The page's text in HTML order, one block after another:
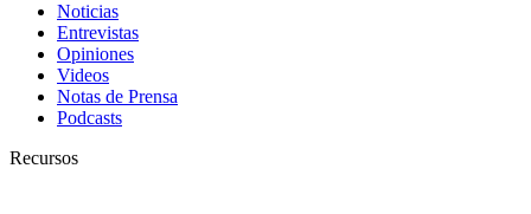
Noticias
Entrevistas
Opiniones
Videos
Notas de Prensa
Podcasts
Recursos